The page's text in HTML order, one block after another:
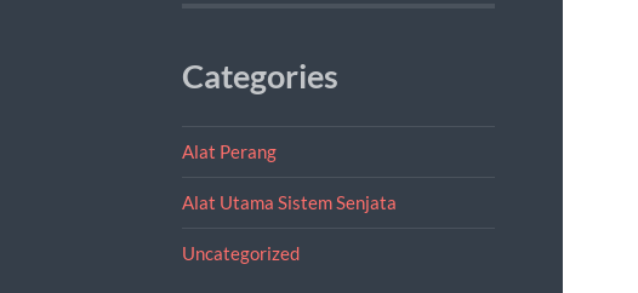
Categories
Alat Perang
Alat Utama Sistem Senjata
Uncategorized